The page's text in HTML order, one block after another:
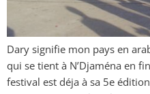
Dary signifie mon pays en
qui se tient à N’Djaména en
festival est déja à sa 5e